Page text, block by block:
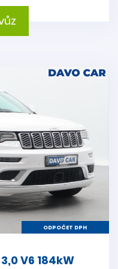
ODPOČET DPH
V6 184kW